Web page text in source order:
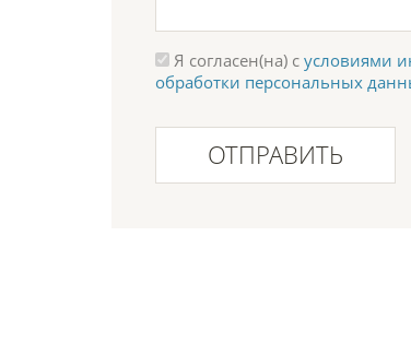
Я согласен(на) с условиями
обработки персональных
ОТПРАВИТЬ